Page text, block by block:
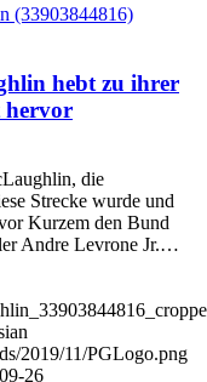
(33903844816)
hebt zu ihrer
hervor
die
Strecke wurde und
Kurzem den Bund
Andre Levrone Jr.…
2019/11/PGLogo.png
26